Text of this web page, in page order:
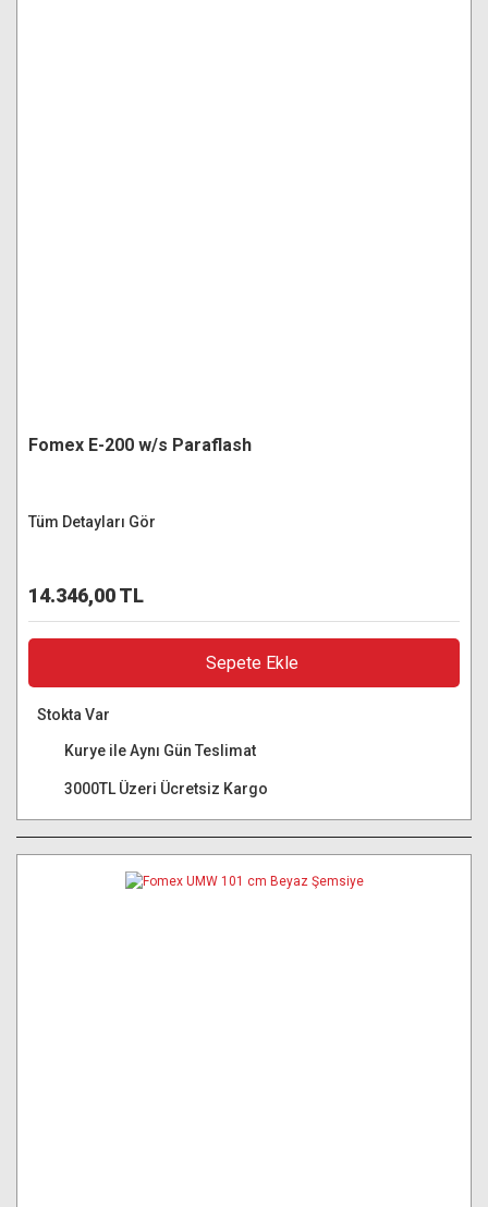
Fomex E-200 w/s Paraflash
Tüm Detayları Gör
14.346,00 TL
Sepete Ekle
Stokta Var
Kurye ile Aynı Gün Teslimat
3000TL Üzeri Ücretsiz Kargo